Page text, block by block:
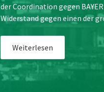
der Coordination gegen
Widerstand gegen einen der
Weiterlesen